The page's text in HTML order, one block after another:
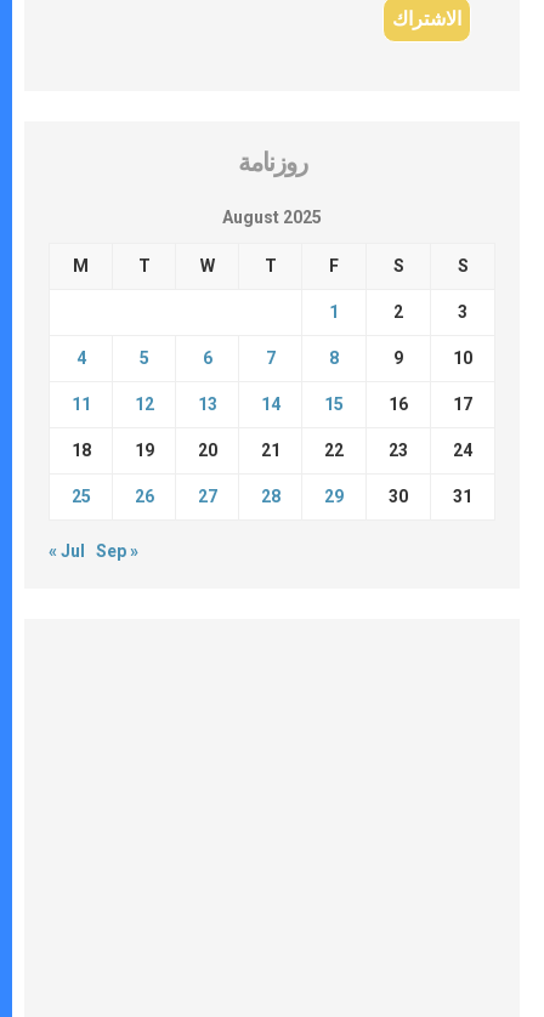
روزنامة
August 2025
M T W T F S S
1 2 3
4 5 6 7 8 9 10
11 12 13 14 15 16 17
18 19 20 21 22 23 24
25 26 27 28 29 30 31
« Jul Sep »